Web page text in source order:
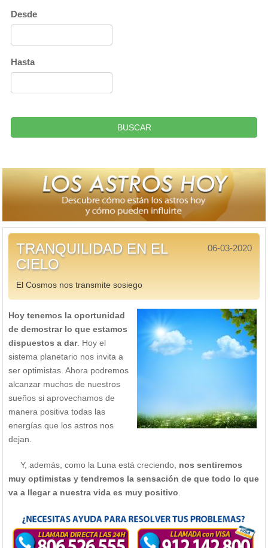
Desde
Hasta
BUSCAR
06-03-2020
TRANQUILIDAD EN EL
CIELO
El Cosmos nos transmite sosiego
Hoy tenemos la oportunidad
de demostrar lo que estamos
dispuestos a dar. Hoy el
sistema planetario nos invita a
ser optimistas. Ahora podremos
alcanzar muchos de nuestros
sueños si aprovechamos de
manera positiva todas las
energías que los astros nos
dejan.
Y, además, como la Luna está creciendo, nos sentiremos
muy optimistas y tendremos la sensación de que todo lo que
va a llegar a nuestra vida es muy positivo